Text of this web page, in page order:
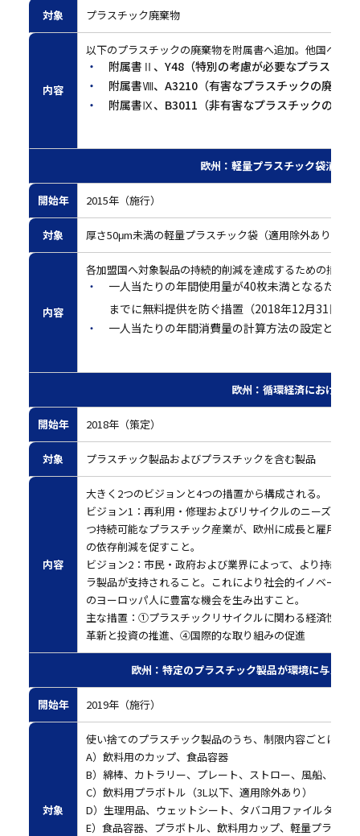
対象 プラスチック廃棄物
内容
以下のプラスチックの廃棄物を附属書へ追加。他国への
附属書Ⅱ、Y48（特別の考慮が必要なプラスチッ
附属書Ⅷ、A3210（有害なプラスチックの廃棄物
附属書Ⅸ、B3011（非有害なプラスチックの廃棄
欧州：軽量プラスチック袋消費
開始年 2015年（施行）
対象 厚さ50μm未満の軽量プラスチック袋（適用除外あり）
内容
各加盟国へ対象製品の持続的削減を達成するための措置
一人当たりの年間使用量が40枚未満となるため
までに無料提供を防ぐ措置（2018年12月31日）
一人当たりの年間消費量の計算方法の設定と計
欧州：循環経済における
開始年 2018年（策定）
対象 プラスチック製品およびプラスチックを含む製品
内容
大きく2つのビジョンと4つの措置から構成される。
ビジョン1： 再利用・修理およびリサイクルのニーズを十
つ持続可能なプラスチック産業が、欧州に成長と雇用を
の依存削減を促すこと。
ビジョン2： 市民・政府および業界によって、より持続可
ラ製品が支持されること。これにより社会的イノベーシ
のヨーロッパ人に豊富な機会を生み出すこと。
主な措置： ①プラスチックリサイクルに関わる経済性と
革新と投資の推進、④国際的な取り組みの促進
欧州：特定のプラスチック製品が環境に与え
開始年 2019年（施行）
対象
使い捨てのプラスチック製品のうち、制限内容ごとに7分
A） 飲料用のカップ、食品容器
B） 綿棒、カトラリー、プレート、ストロー、風船、発
C） 飲料用プラボトル（3L以下、適用除外あり）
D） 生理用品、ウェットシート、タバコ用ファイルター、
E） 食品容器、プラボトル、飲料用カップ、軽量プラ袋、